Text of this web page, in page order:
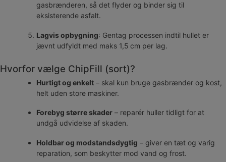
gasbrænderen, så det flyder og binder sig til
eksisterende asfalt.
Lagvis opbygning: Gentag processen indtil hullet er
jævnt udfyldt med maks 1,5 cm per lag.
Hvorfor vælge ChipFill (sort)?
Hurtigt og enkelt – skal kun bruge gasbrænder og kost,
helt uden store maskiner.
Forebyg større skader – reparér huller tidligt for at
undgå udvidelse af skaden.
Holdbar og modstandsdygtig – giver en tæt og varig
reparation, som beskytter mod vand og frost.